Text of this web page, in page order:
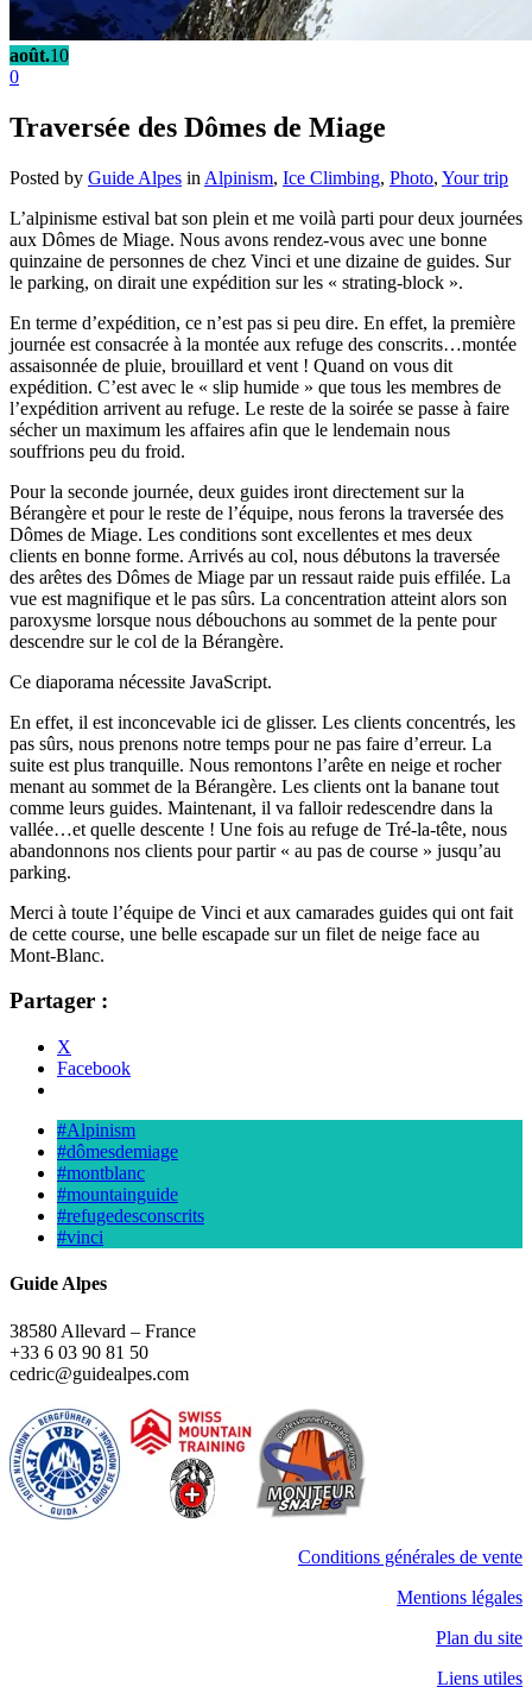
août.10
0
Traversée des Dômes de Miage
Posted by Guide Alpes in Alpinism, Ice Climbing, Photo, Your trip
L’alpinisme estival bat son plein et me voilà parti pour deux journées
aux Dômes de Miage. Nous avons rendez-vous avec une bonne
quinzaine de personnes de chez Vinci et une dizaine de guides. Sur
le parking, on dirait une expédition sur les « strating-block ».
En terme d’expédition, ce n’est pas si peu dire. En effet, la première
journée est consacrée à la montée aux refuge des conscrits…montée
assaisonnée de pluie, brouillard et vent ! Quand on vous dit
expédition. C’est avec le « slip humide » que tous les membres de
l’expédition arrivent au refuge. Le reste de la soirée se passe à faire
sécher un maximum les affaires afin que le lendemain nous
souffrions peu du froid.
Pour la seconde journée, deux guides iront directement sur la
Bérangère et pour le reste de l’équipe, nous ferons la traversée des
Dômes de Miage. Les conditions sont excellentes et mes deux
clients en bonne forme. Arrivés au col, nous débutons la traversée
des arêtes des Dômes de Miage par un ressaut raide puis effilée. La
vue est magnifique et le pas sûrs. La concentration atteint alors son
paroxysme lorsque nous débouchons au sommet de la pente pour
descendre sur le col de la Bérangère.
Ce diaporama nécessite JavaScript.
En effet, il est inconcevable ici de glisser. Les clients concentrés, les
pas sûrs, nous prenons notre temps pour ne pas faire d’erreur. La
suite est plus tranquille. Nous remontons l’arête en neige et rocher
menant au sommet de la Bérangère. Les clients ont la banane tout
comme leurs guides. Maintenant, il va falloir redescendre dans la
vallée…et quelle descente ! Une fois au refuge de Tré-la-tête, nous
abandonnons nos clients pour partir « au pas de course » jusqu’au
parking.
Merci à toute l’équipe de Vinci et aux camarades guides qui ont fait
de cette course, une belle escapade sur un filet de neige face au
Mont-Blanc.
Partager :
X
Facebook
#Alpinism
#dômesdemiage
#montblanc
#mountainguide
#refugedesconscrits
#vinci
Guide Alpes
38580 Allevard – France
+33 6 03 90 81 50
cedric@guidealpes.com
Conditions générales de vente
Mentions légales
Plan du site
Liens utiles